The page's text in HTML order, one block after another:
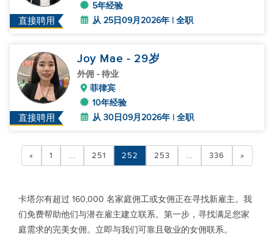
直接聘用
5年经验
从 25日09月2026年 | 全职
直接聘用
Joy Mae - 29岁
外佣 - 待业
菲律宾
10年经验
从 30日09月2026年 | 全职
« 1 ... 251 252 253 ... 336 »
卡塔尔有超过 160,000 名家庭佣工或女佣正在寻找新雇主。我
们免费帮助他们与潜在雇主建立联系。第一步，寻找满足您家
庭需求的完美女佣。立即与我们可靠且敬业的女佣联系。